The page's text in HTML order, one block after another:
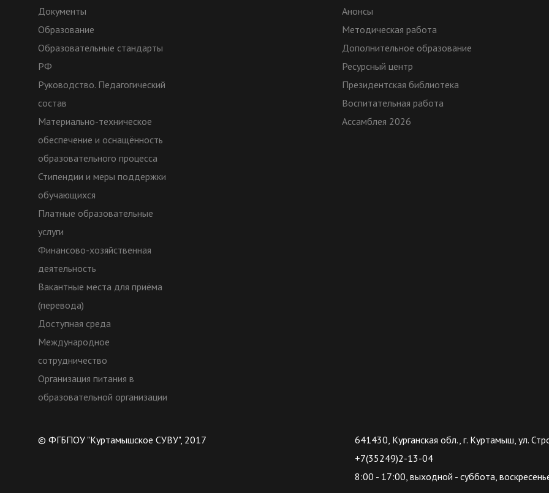
Документы
Образование
Образовательные стандарты
РФ
Руководство. Педагогический
состав
Материально-техническое
обеспечение и оснащённость
образовательного процесса
Стипендии и меры поддержки
обучающихся
Платные образовательные
услуги
Финансово-хозяйственная
деятельность
Вакантные места для приёма
(перевода)
Доступная среда
Международное
сотрудничество
Организация питания в
образовательной организации
Анонсы
Методическая работа
Дополнительное образование
Ресурсный центр
Президентская библиотека
Воспитательная работа
Ассамблея 2026
© ФГБПОУ "Куртамышское СУВУ", 2017
641430, Курганская обл., г. Куртамыш, ул.
+7(35249)2-13-04
8:00 - 17:00, выходной - суббота,